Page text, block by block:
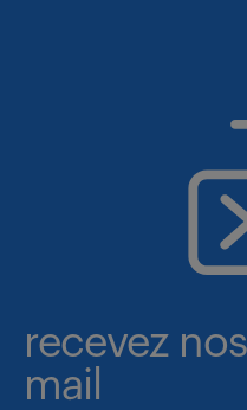
recevez
mail